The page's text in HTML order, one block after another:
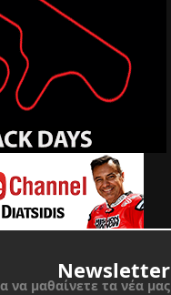
Newsletter
να μαθαίνετε τα νέα μας